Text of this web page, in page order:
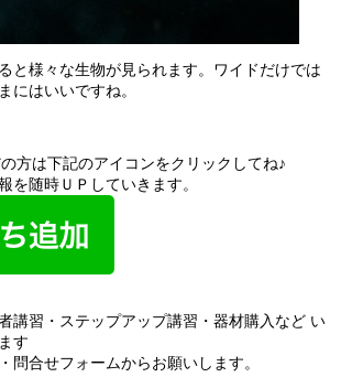
と様々な生物が見られます。ワイドだけでは
にはいいですね。
方は下記のアイコンをクリックしてね♪
を随時ＵＰしていきます。
講習・ステップアップ講習・器材購入など い
す
問合せフォームからお願いします。